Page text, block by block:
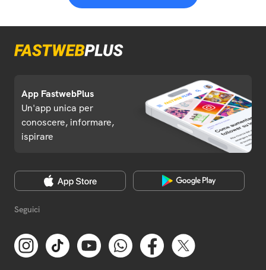
App FastwebPlus
Un'app unica per
conoscere, informare,
ispirare
Seguici